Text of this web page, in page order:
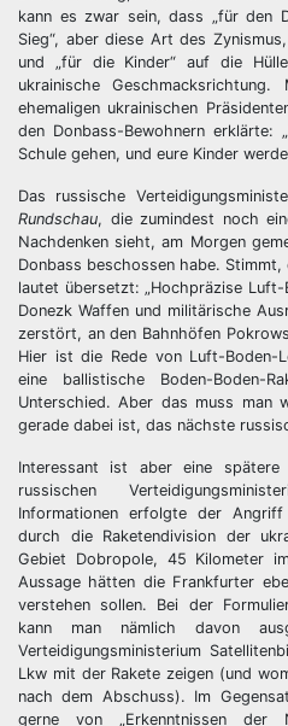
kann es zwar sein, dass „für den
Sieg“, aber diese Art des
und „für die Kinder“ auf die
ukrainische
ehemaligen ukrainischen
den Donbass-Bewohnern erklärte:
Schule gehen, und eure Kinder
Das russische
Rundschau, die zumindest noch
Nachdenken sieht, am Morgen
Donbass beschossen habe. Stimmt,
lautet übersetzt: „Hochpräzise
Donezk Waffen und militärische
zerstört, an den Bahnhöfen
Hier ist die Rede von Luft-Boden-
eine ballistische Boden-Boden-
Unterschied. Aber das muss man
gerade dabei ist, das nächste
Interessant ist aber eine spätere
russischen
Informationen erfolgte der
durch die Raketendivision der
Gebiet Dobropole, 45 Kilometer
Aussage hätten die Frankfurter
verstehen sollen. Bei der
kann man nämlich davon
Verteidigungsministerium
Lkw mit der Rakete zeigen (und
nach dem Abschuss). Im
gerne von „Erkenntnissen der